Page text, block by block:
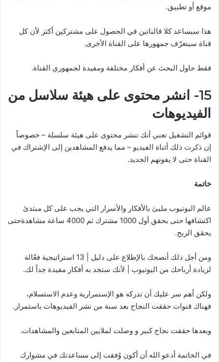
موقع أو تطبيق.
هذا سيساعد كلا قالناتين في الحصول على مشتركين أكثر لأن كل
قناة سيتعرّف جمهورها على القناة الأخرى.
فقط حاول البحث عن أفكار مختلفة ومفيدة لجمهوري القناة.
15- انشر محتوى على هيئة سلاسل من
الفيديوهات
قوائم التشغيل تعني أنك تنشر محتوى على هيئة سلسلة – خصوصاً
إن ذكرت ذلك أثناة الفيديو – مما يدفع المشاهدين إلى الإشتراك في
القناة حتى لا يفوتهم الجديد.
خاتمة
عالم اليوتيوب مليئ بالأفكار والأسرار التي يجب على كل مبتدئ
اكتشافها حتى يحقق أول 1000 مشترك ثم 4000 ساعة مشاهدةحتى
يحقق الربح.
ومن أجل ذلك أنصحك بالإطلاع على دليل | 13 استراتيجية فعّالة
لزيادة أرباحك من اليوتيوب | لأنك ستجد به أفكار مفيدة جداً لك.
ولكن أهم سر عليك أن تدركه هو الإستمرارية وعدم الاستسلام،
فهناك قنوات حققت النجاح بعد سنة من نشر الفيديوهات باستمرار.
وبعدها حققت نجاح كبير و وصلت لملايين المتابعين والمشاهدات.
في الخاتمة أدعو الله أن أكون وُفقت إلى مساعدتك في مشوارك